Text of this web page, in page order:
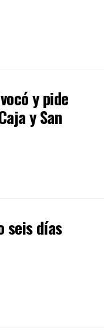
y pide
y San
seis días